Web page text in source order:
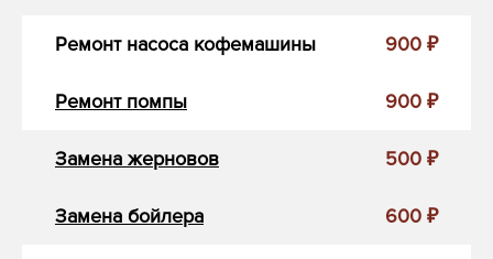
Ремонт насоса кофемашины 900 ₽
Ремонт помпы 900 ₽
Замена жерновов 500 ₽
Замена бойлера 600 ₽